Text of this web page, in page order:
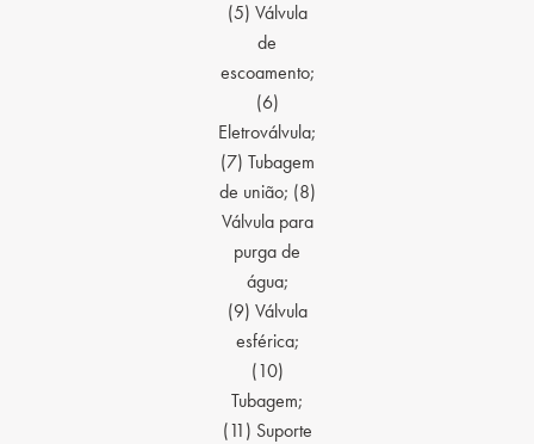
(5) Válvula
de
escoamento;
(6)
Eletroválvula;
(7) Tubagem
de união; (8)
Válvula para
purga de
água;
(9) Válvula
esférica;
(10)
Tubagem;
(11) Suporte